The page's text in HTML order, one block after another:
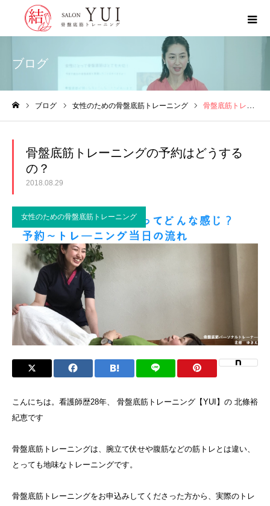
ブログ
ブログ 女性のための骨盤底筋トレーニング 骨盤底筋トレーニングの予約はどうするの？
骨盤底筋トレーニングの予約はどうする
の？
2018.08.29
女性のための骨盤底筋トレーニング
こんにちは。看護師歴28年、 骨盤底筋トレーニング【YUI】の 北條裕
紀恵です
骨盤底筋トレーニングは、腕立て伏せや腹筋などの筋トレとは違い、
とっても地味なトレーニングです。
骨盤底筋トレーニングをお申込みしてくださった方から、実際のトレ